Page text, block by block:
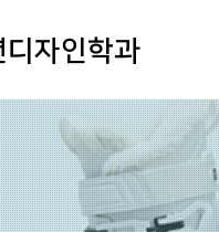
디자인학과